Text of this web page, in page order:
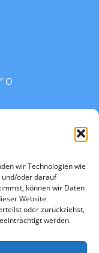
wir Technologien wie
und/oder darauf
können wir Daten
Website
oder zurückziehst,
werden.
O